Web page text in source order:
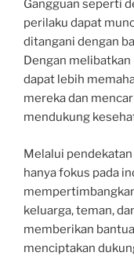
Gangguan seperti
perilaku dapat
ditangani dengan
Dengan
dapat lebih
mereka dan
mendukung
Melalui
hanya fokus pada
keluarga, teman,
memberikan
menciptakan